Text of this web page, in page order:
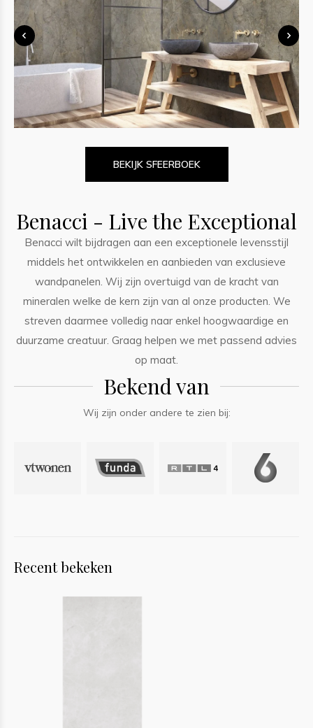
BEKIJK SFEERBOEK
Benacci - Live the Exceptional
Benacci wilt bijdragen aan een exceptionele levensstijl
middels het ontwikkelen en aanbieden van exclusieve
wandpanelen. Wij zijn overtuigd van de kracht van
mineralen welke de kern zijn van al onze producten. We
streven daarmee volledig naar enkel hoogwaardige en
duurzame creatuur. Graag helpen we met passend advies
op maat.
Bekend van
Wij zijn onder andere te zien bij:
Recent bekeken